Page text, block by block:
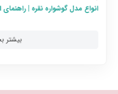
انواع مدل گوشواره نقره | راهنمای
بیشتر